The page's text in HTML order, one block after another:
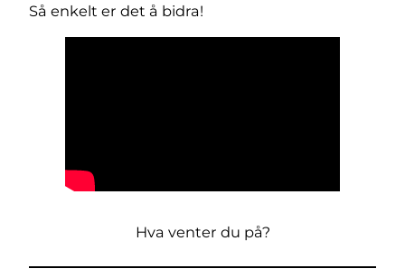
Så enkelt er det å bidra!
Hva venter du på?